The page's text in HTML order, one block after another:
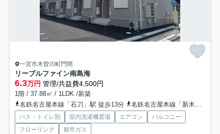
一宮市木曽川町門間
リーブルファイン南島海
6.3万円 管理/共益費4,500円
1階 / 37.88㎡ / 1LDK /新築
名鉄名古屋本線「石刀」駅 徒歩13分
名鉄名古屋本線「新木曽川」駅 徒歩24分
バス・トイレ別 室内洗濯機置場 エアコン
バルコニー
フローリング
都市ガス